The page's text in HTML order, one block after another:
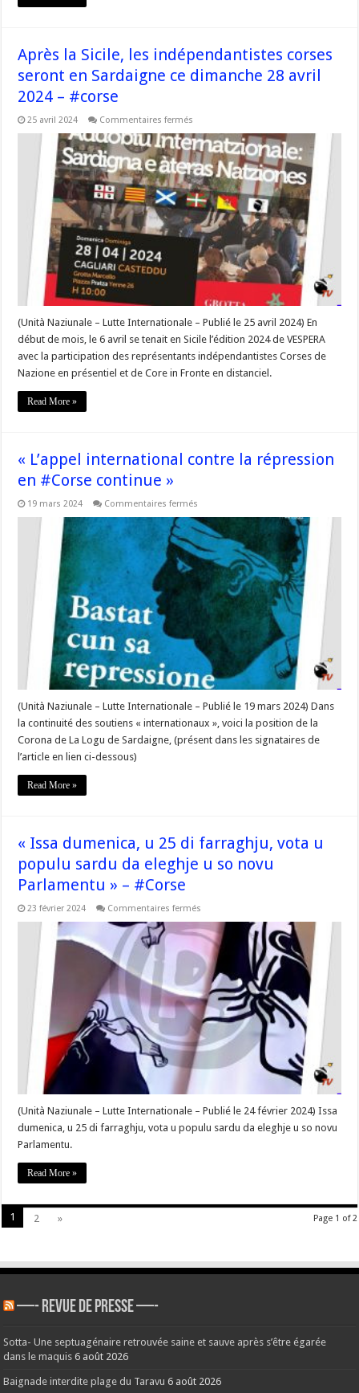
Après la Sicile, les indépendantistes corses
seront en Sardaigne ce dimanche 28 avril
2024 – #corse
25 avril 2024 Commentaires fermés
la
Sicile,
les
indépendantistes
corses
seront
en
Sardaigne
ce
dimanche
28
avril
2024
–
#corse
(Unità Naziunale – Lutte Internationale – Publié le 25 avril 2024) En
début de mois, le 6 avril se tenait en Sicile l’édition 2024 de VESPERA
avec la participation des représentants indépendantistes Corses de
Nazione en présentiel et de Core in Fronte en distanciel.
Read More »
« L’appel international contre la répression
en #Corse continue »
19 mars 2024 Commentaires fermés
international
contre
la
répression
en
#Corse
continue »
(Unità Naziunale – Lutte Internationale – Publié le 19 mars 2024) Dans
la continuité des soutiens « internationaux », voici la position de la
Corona de La Logu de Sardaigne, (présent dans les signataires de
l’article en lien ci-dessous)
Read More »
« Issa dumenica, u 25 di farraghju, vota u
populu sardu da eleghje u so novu
Parlamentu » – #Corse
23 février 2024 Commentaires fermés
dumenica,
u
di
farraghju,
vota
u
populu
sardu
da
eleghje
u
so
#Corse
(Unità Naziunale – Lutte Internationale – Publié le 24 février 2024) Issa
dumenica, u 25 di farraghju, vota u populu sardu da eleghje u so novu
Parlamentu.
Read More »
Page 1 of 2
1 2 »
—- REVUE DE PRESSE —-
Sotta- Une septuagénaire retrouvée saine et sauve après s’être égarée
dans le maquis 6 août 2026
Baignade interdite plage du Taravu 6 août 2026